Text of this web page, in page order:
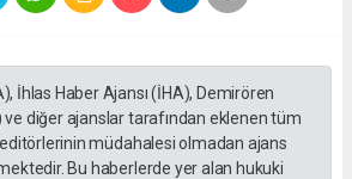
İhlas Haber Ajansı (İHA), Demirören
ve diğer ajanslar tarafından eklenen tüm
müdahalesi olmadan ajans
Bu haberlerde yer alan hukuki